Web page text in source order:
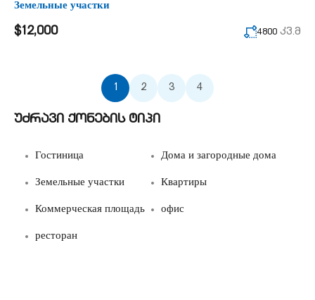
Земельные участки
$12,000 4800 კვ.მ
1 2 3 4
უძრავი ქონების ტიპი
Гостиница Дома и загородные дома
Земельные участки Квартиры
Коммерческая площадь офис
ресторан